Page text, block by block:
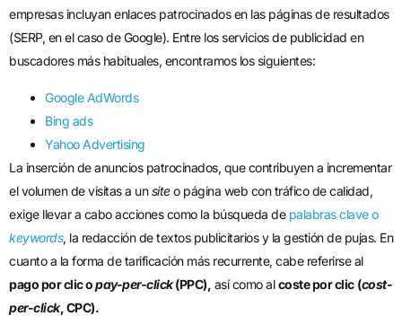
empresas incluyan enlaces patrocinados en las páginas de resultados
(SERP, en el caso de Google). Entre los servicios de publicidad en
buscadores más habituales, encontramos los siguientes:
Google AdWords
Bing ads
Yahoo Advertising
La inserción de anuncios patrocinados, que contribuyen a incrementar
el volumen de visitas a unsiteo página web con tráfico de calidad,
exige llevar a cabo acciones como la búsqueda de palabras clave o
keywords, la redacción de textos publicitarios y la gestión de pujas. En
cuanto a la forma de tarificación más recurrente, cabe referirse al
pago por clic opay-per-click(PPC), así como alcoste por clic (cost-
per-click, CPC).